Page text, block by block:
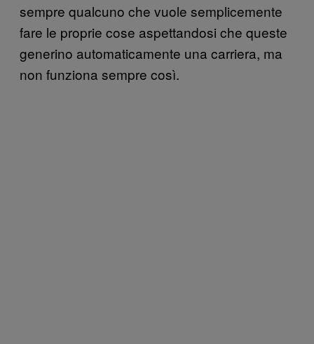
sempre qualcuno che vuole semplicemente
fare le proprie cose aspettandosi che queste
generino automaticamente una carriera, ma
non funziona sempre così.